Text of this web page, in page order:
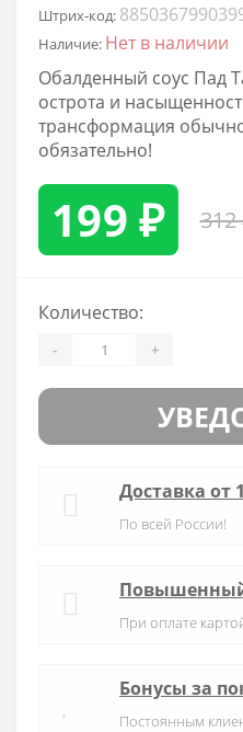
Штрих-код:
Наличие: Нет в наличии
Обалденный соус Пад
острота и
трансформация
обязательно!
199 ₽ 312
Количество:
- +
Доставка от
По всей России!
При оплате
Бонусы за
Постоянным